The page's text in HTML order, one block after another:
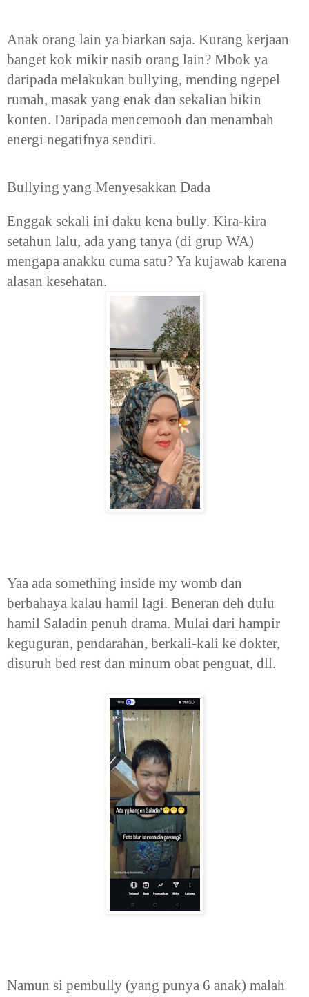
Anak orang lain ya biarkan saja. Kurang kerjaan
banget kok mikir nasib orang lain? Mbok ya
daripada melakukan bullying, mending ngepel
rumah, masak yang enak dan sekalian bikin
konten. Daripada mencemooh dan menambah
energi negatifnya sendiri.
Bullying yang Menyesakkan Dada
Enggak sekali ini daku kena bully. Kira-kira
setahun lalu, ada yang tanya (di grup WA)
mengapa anakku cuma satu? Ya kujawab karena
alasan kesehatan.
Yaa ada something inside my womb dan
berbahaya kalau hamil lagi. Beneran deh dulu
hamil Saladin penuh drama. Mulai dari hampir
keguguran, pendarahan, berkali-kali ke dokter,
disuruh bed rest dan minum obat penguat, dll.
Namun si pembully (yang punya 6 anak) malah